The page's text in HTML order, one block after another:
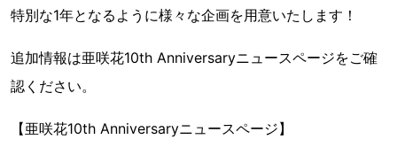
特別な1年となるように様々な企画を用意いたします！
追加情報は亜咲花10th Anniversaryニュースページをご確
認ください。
【亜咲花10th Anniversaryニュースページ】